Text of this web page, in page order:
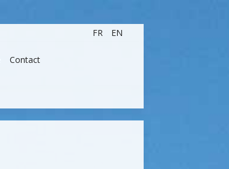
FR EN
Contact